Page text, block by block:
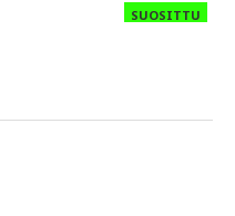
SUOSITTU